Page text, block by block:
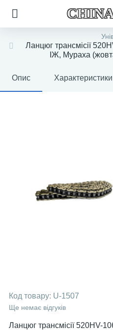
Ланцюг трансмісії
ІЖ, Мураха
Опис Характеристики
Код товару: U-1507
Ще немає відгуків
Ланцюг трансмісії 520HV-